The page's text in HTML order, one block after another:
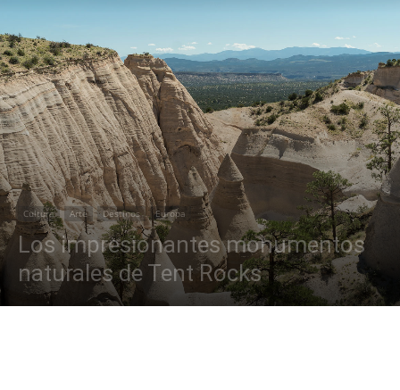
Cultura Arte Destinos Europa
Los impresionantes monumentos
naturales de Tent Rocks